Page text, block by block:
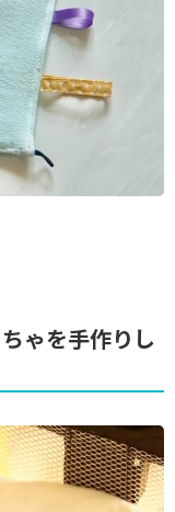
ゃを手作りし